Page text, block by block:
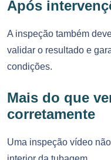
Após
A inspeção também
validar o resultado e
condições.
Mais do que
corretamente
Uma inspeção vídeo